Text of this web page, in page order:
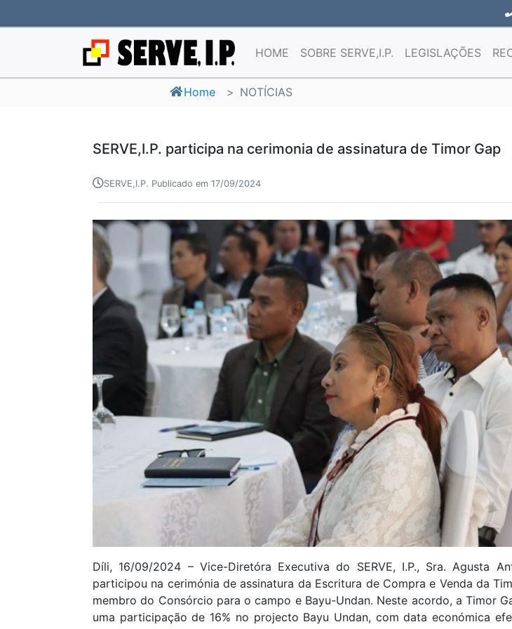
HOME SOBRE SERVE,I.P. LEGISLAÇÕES
Home NOTÍCIAS
SERVE,I.P. participa na cerimonia de assinatura de Timor Gap
SERVE,I.P. Publicado em 17/09/2024
Díli, 16/09/2024 – Vice-Diretóra Executiva do SERVE, I.P., Sra. Agusta
participou na cerimónia de assinatura da Escritura de Compra e Venda da
membro do Consórcio para o campo e Bayu-Undan. Neste acordo, a Timor
uma participação de 16% no projecto Bayu Undan, com data económica